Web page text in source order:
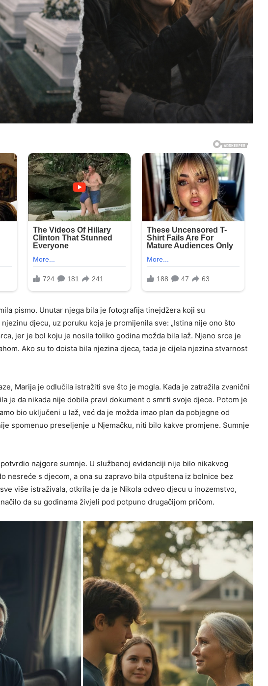
pismo. Unutar njega bila je fotografija tinejdžera koji su
djecu, uz poruku koja je promijenila sve: „Istina nije ono što
jer je bol koju je nosila toliko godina možda bila laž. Njeno srce je
Ako su to doista bila njezina djeca, tada je cijela njezina stvarnost
Marija je odlučila istražiti sve što je mogla. Kada je zatražila zvanični
je da nikada nije dobila pravi dokument o smrti svoje djece. Potom je
bio uključeni u laž, već da je možda imao plan da pobjegne od
spomenuo preseljenje u Njemačku, niti bilo kakve promjene. Sumnje
najgore sumnje. U službenoj evidenciji nije bilo nikakvog
nesreće s djecom, a ona su zapravo bila otpuštena iz bolnice bez
više istraživala, otkrila je da je Nikola odveo djecu u inozemstvo,
da su godinama živjeli pod potpuno drugačijom pričom.